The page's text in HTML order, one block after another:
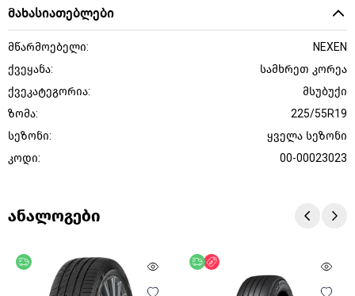
მახასიათებლები
მწარმოებელი:
NEXEN
ქვეყანა:
სამხრეთ კორეა
ქვეკატეგორია:
მსუბუქი
ზომა:
225/55R19
სეზონი:
ყველა სეზონი
კოდი:
00-00023023
ანალოგები
უფასო მიწოდება უფასო მიწოდება